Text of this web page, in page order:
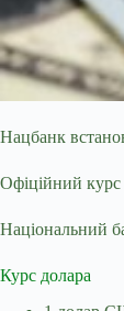
Нацбанк
Офіційний
Національний
Курс долара